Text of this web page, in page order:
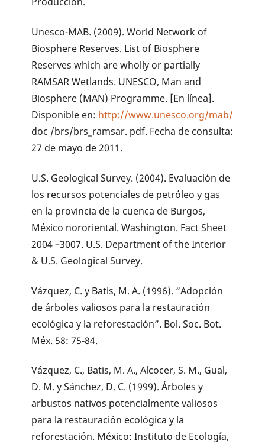
Unesco-MAB. (2009). World Network of
Biosphere Reserves. List of Biosphere
Reserves which are wholly or partially
RAMSAR Wetlands. UNESCO, Man and
Biosphere (MAN) Programme. [En línea].
Disponible en: http://www.unesco.org/mab/
doc /brs/brs_ramsar. pdf. Fecha de consulta:
27 de mayo de 2011.
U.S. Geological Survey. (2004). Evaluación de
los recursos potenciales de petróleo y gas
en la provincia de la cuenca de Burgos,
México nororiental. Washington. Fact Sheet
2004 –3007. U.S. Department of the Interior
& U.S. Geological Survey.
Vázquez, C. y Batis, M. A. (1996). “Adopción
de árboles valiosos para la restauración
ecológica y la reforestación”. Bol. Soc. Bot.
Méx. 58: 75-84.
Vázquez, C., Batis, M. A., Alcocer, S. M., Gual,
D. M. y Sánchez, D. C. (1999). Árboles y
arbustos nativos potencialmente valiosos
para la restauración ecológica y la
reforestación. México: Instituto de Ecología,